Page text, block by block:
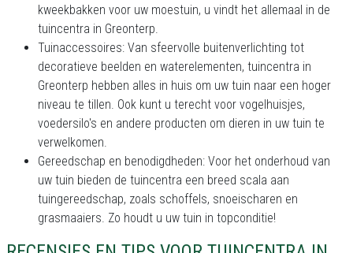
kweekbakken voor uw moestuin, u vindt het allemaal in de
tuincentra in Greonterp.
Tuinaccessoires: Van sfeervolle buitenverlichting tot
decoratieve beelden en waterelementen, tuincentra in
Greonterp hebben alles in huis om uw tuin naar een hoger
niveau te tillen. Ook kunt u terecht voor vogelhuisjes,
voedersilo's en andere producten om dieren in uw tuin te
verwelkomen.
Gereedschap en benodigdheden: Voor het onderhoud van
uw tuin bieden de tuincentra een breed scala aan
tuingereedschap, zoals schoffels, snoeischaren en
grasmaaiers. Zo houdt u uw tuin in topconditie!